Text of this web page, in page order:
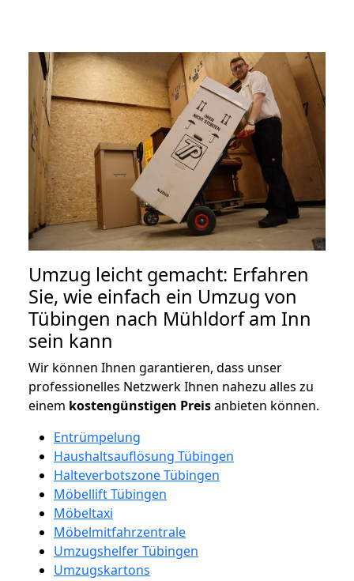
Umzug leicht gemacht: Erfahren
Sie, wie einfach ein Umzug von
Tübingen nach Mühldorf am Inn
sein kann
Wir können Ihnen garantieren, dass unser
professionelles Netzwerk Ihnen nahezu alles zu
einem kostengünstigen Preisanbieten können.
Entrümpelung
Haushaltsauflösung Tübingen
Halteverbotszone Tübingen
Möbellift Tübingen
Möbeltaxi
Möbelmitfahrzentrale
Umzugshelfer Tübingen
Umzugskartons